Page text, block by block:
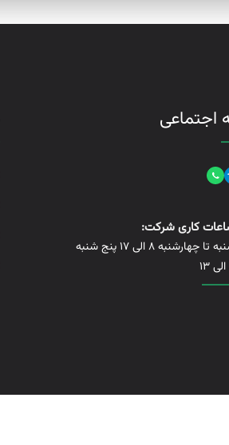
اجتماعی
کاری شرکت:
شنبه تا چهارشنبه 8 الی 17 پنج شنبه